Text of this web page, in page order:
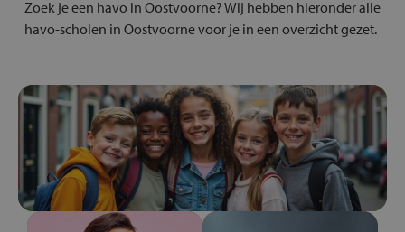
Zoek je een havo in Oostvoorne? Wij hebben hieronder alle
havo-scholen in Oostvoorne voor je in een overzicht gezet.